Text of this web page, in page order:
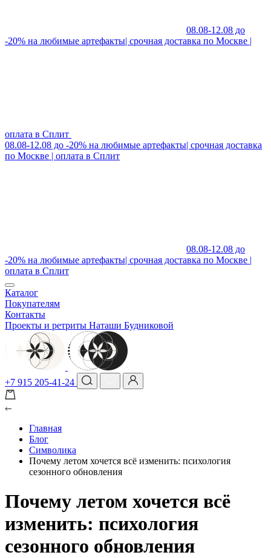
08.08-12.08 до
-20% на любимые артефакты| срочная доставка по Москве |
оплата в Сплит
08.08-12.08 до -20% на любимые артефакты| срочная доставка
по Москве | оплата в Сплит
08.08-12.08 до
-20% на любимые артефакты| срочная доставка по Москве |
оплата в Сплит
Каталог
Покупателям
Контакты
Проекты и ретриты Наташи Будниковой
+7 915 205-41-24
Главная
Блог
Символика
Почему летом хочется всё изменить: психология
сезонного обновления
Почему летом хочется всё
изменить: психология
сезонного обновления